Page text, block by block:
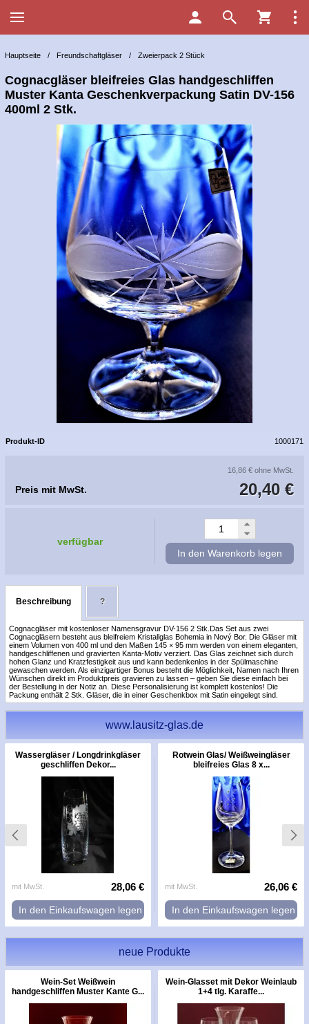
Hauptseite / Freundschaftgläser / Zweierpack 2 Stück
Cognacgläser bleifreies Glas handgeschliffen
Muster Kanta Geschenkverpackung Satin DV-156
400ml 2 Stk.
Produkt-ID 1000171
16,86 € ohne MwSt.
20,40 €
Preis mit MwSt.
verfügbar
In den Warenkorb legen
Beschreibung ?
Cognacgläser mit kostenloser Namensgravur DV-156 2 Stk.Das Set aus zwei
Cognacgläsern besteht aus bleifreiem Kristallglas Bohemia in Nový Bor. Die Gläser mit
einem Volumen von 400 ml und den Maßen 145 × 95 mm werden von einem eleganten,
handgeschliffenen und gravierten Kanta-Motiv verziert. Das Glas zeichnet sich durch
hohen Glanz und Kratzfestigkeit aus und kann bedenkenlos in der Spülmaschine
gewaschen werden. Als einzigartiger Bonus besteht die Möglichkeit, Namen nach Ihren
Wünschen direkt im Produktpreis gravieren zu lassen – geben Sie diese einfach bei
der Bestellung in der Notiz an. Diese Personalisierung ist komplett kostenlos! Die
Packung enthält 2 Stk. Gläser, die in einer Geschenkbox mit Satin eingelegt sind.
www.lausitz-glas.de
Wassergläser / Longdrinkgläser
geschliffen Dekor...
mit MwSt. 28,06 €
In den Einkaufswagen legen
Rotwein Glas/ Weißweingläser
bleifreies Glas 8 x...
mit MwSt. 26,06 €
In den Einkaufswagen legen
neue Produkte
Wein-Set Weißwein
handgeschliffen Muster Kante G...
Wein-Glasset mit Dekor Weinlaub
1+4 tlg. Karaffe...